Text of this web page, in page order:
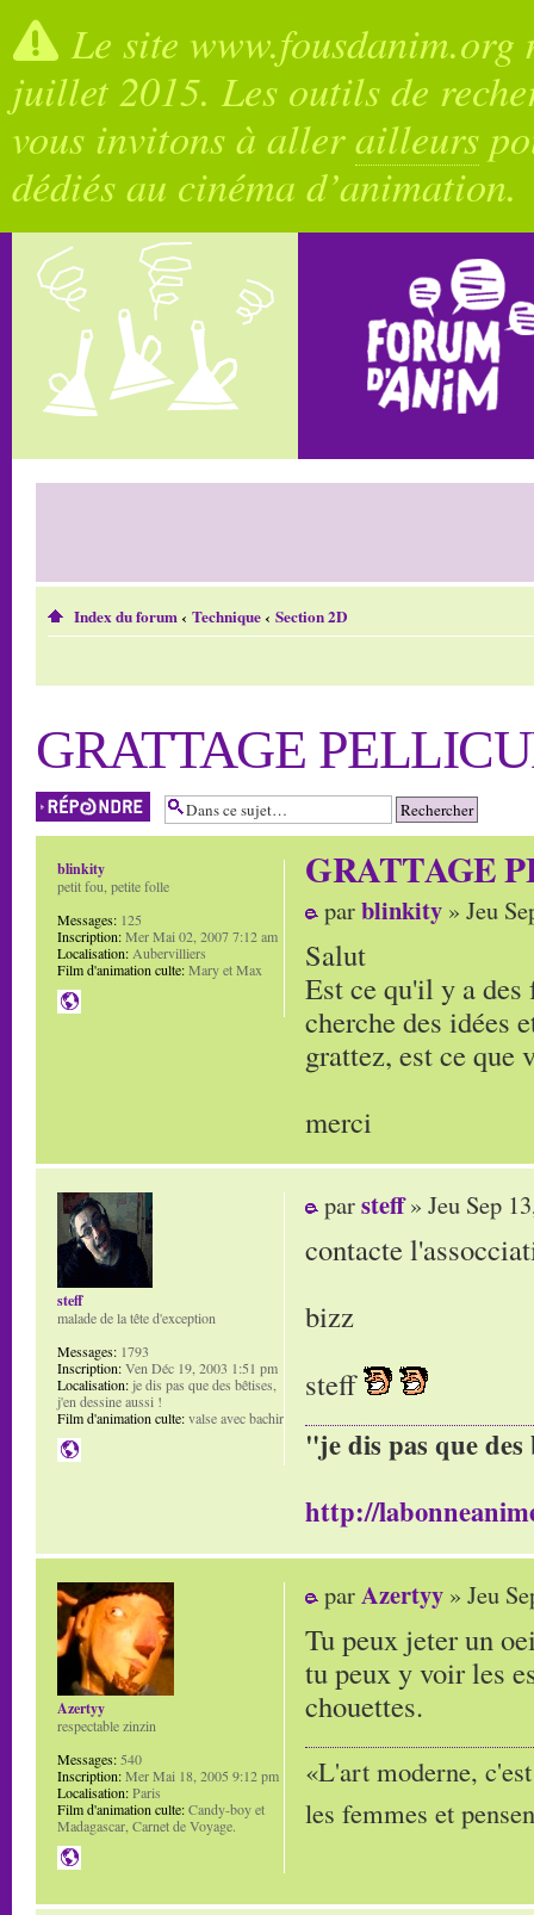
Le site
juillet 2015. Les outils de
vous invitons à allerailleurs
dédiés au cinéma d’animation.
Index du forum‹ Technique‹ Section 2D
GRATTAGE
Répondre
GRATTAGE
parblinkity » Jeu
Salut
Est ce qu'il y a
cherche des idées
grattez, est ce que
merci
blinkity
petit fou, petite folle
Messages: 125
Inscription:Mer Mai 02, 2007 7:12 am
Localisation: Aubervilliers
Film d'animation culte:Mary et Max
parsteff» Jeu Sep
contacte
bizz
steff
"je dis pas que
http://
steff
malade de la tête d'exception
Messages: 1793
Inscription:Ven Déc 19, 2003 1:51 pm
Localisation:je dis pas que des bêtises,
j'en dessine aussi !
Film d'animation culte:valse avec bachir
parAzertyy » Jeu
Tu peux jeter un
tu peux y voir les
chouettes.
«L'art moderne,
les femmes et
Azertyy
respectable zinzin
Messages:540
Inscription:Mer Mai 18, 2005 9:12 pm
Localisation:Paris
Film d'animation culte:Candy-boy et
Madagascar, Carnet de Voyage.